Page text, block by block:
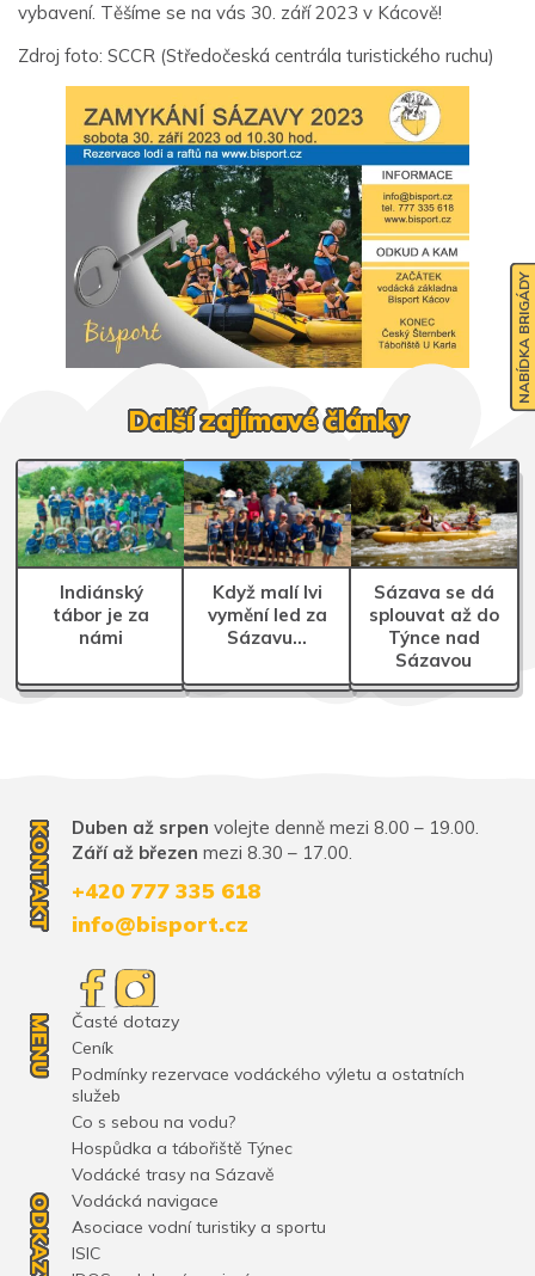
vybavení. Těšíme se na vás 30. září 2023 v Kácově!
Zdroj foto: SCCR (Středočeská centrála turistického ruchu)
Další zajímavé články
Indiánský
tábor je za
námi
Když malí lvi
vymění led za
Sázavu…
Sázava se dá
splouvat až do
Týnce nad
Sázavou
MENU
Časté dotazy
Ceník
Podmínky rezervace vodáckého výletu a ostatních
služeb
Co s sebou na vodu?
Hospůdka a tábořiště Týnec
Vodácké trasy na Sázavě
ODKAZY
Vodácká navigace
Asociace vodní turistiky a sportu
ISIC
KONTAKT Duben až srpen volejte denně mezi 8.00 – 19.00.
Září až březen mezi 8.30 – 17.00.
+420 777 335 618
info@bisport.cz
NABÍDKA BRIGÁDY